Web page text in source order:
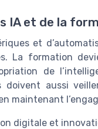
IA et de la
et
La formation
de
doivent aussi
maintenant
digitale et